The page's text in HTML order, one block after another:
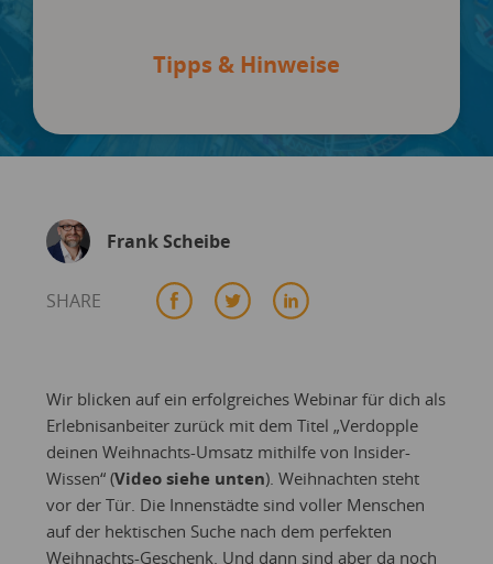
Tipps & Hinweise
Frank Scheibe
SHARE
Wir blicken auf ein erfolgreiches Webinar für dich als
Erlebnisanbeiter zurück mit dem Titel „Verdopple
deinen Weihnachts-Umsatz mithilfe von Insider-
Wissen“ (Video siehe unten). Weihnachten steht
vor der Tür. Die Innenstädte sind voller Menschen
auf der hektischen Suche nach dem perfekten
Weihnachts-Geschenk. Und dann sind aber da noch